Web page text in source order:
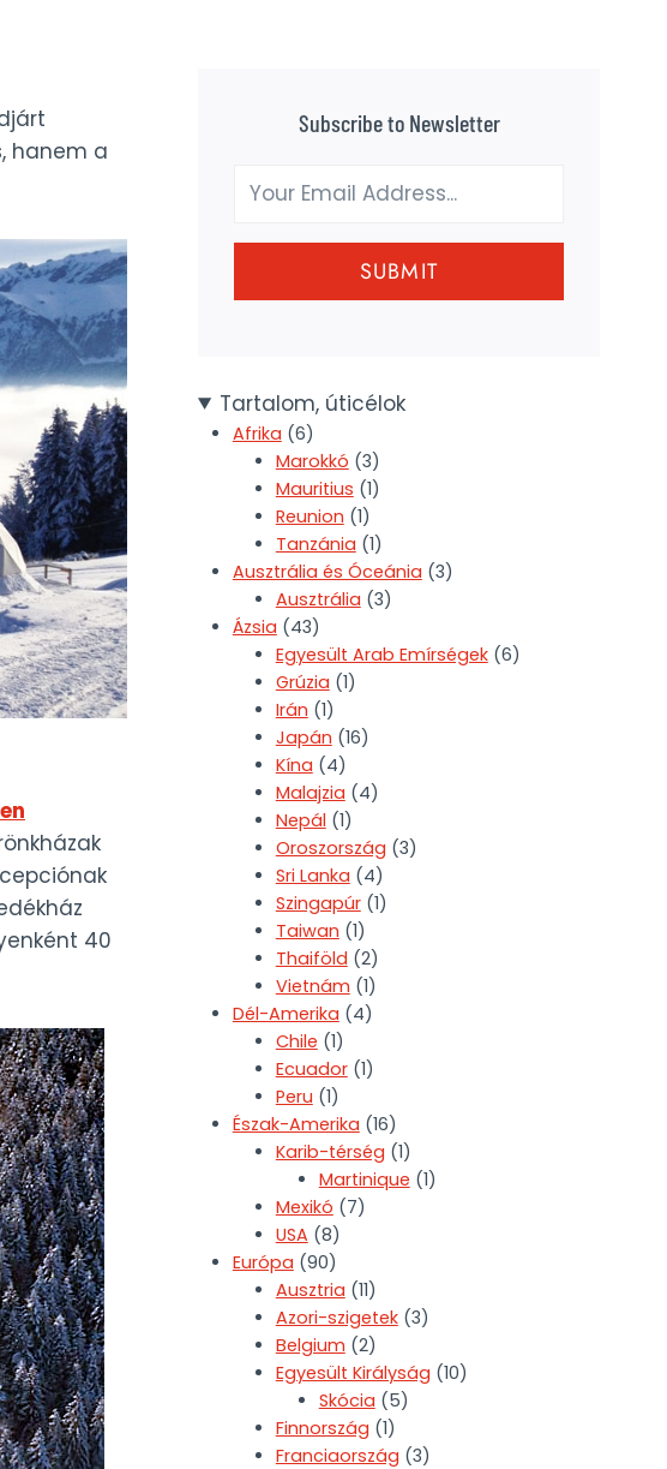
hanem a
40
Subscribe to Newsletter
SUBMIT
Tartalom, úticélok
Afrika (6)
Marokkó (3)
Mauritius (1)
Reunion (1)
Tanzánia (1)
Ausztrália és Óceánia (3)
Ausztrália (3)
Ázsia (43)
Egyesült Arab Emírségek(6)
Grúzia (1)
Irán (1)
Japán (16)
Kína (4)
Malajzia (4)
Nepál (1)
Oroszország (3)
Sri Lanka (4)
Szingapúr(1)
Taiwan (1)
Thaiföld (2)
Vietnám (1)
Dél-Amerika (4)
Chile (1)
Ecuador(1)
Peru (1)
Észak-Amerika (16)
Karib-térség (1)
Martinique (1)
Mexikó (7)
USA (8)
Európa (90)
Ausztria (11)
Azori-szigetek(3)
Belgium (2)
Egyesült Királyság (10)
Skócia (5)
Finnország (1)
Franciaország (3)